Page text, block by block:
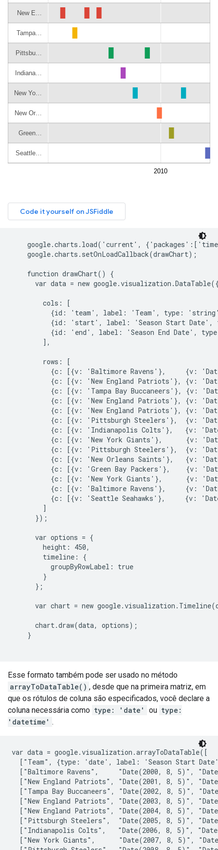
google.charts.load('current',
    google.charts.setOnLoadCallback(drawChart);
    function drawChart() {
var data = new
        cols: [
{id: 'team', label: 'Team', type:
{id: 'start', label: 'Season Start Date',
{id: 'end', label: 'Season End Date',
        ],
        rows: [
{c: [{v: 'Baltimore Ravens'},     {v:
{c: [{v: 'New England Patriots'}, {v:
{c: [{v: 'Tampa Bay Buccaneers'}, {v:
{c: [{v: 'New England Patriots'}, {v:
{c: [{v: 'New England Patriots'}, {v:
{c: [{v: 'Pittsburgh Steelers'},  {v:
{c: [{v: 'Indianapolis Colts'},   {v:
{c: [{v: 'New York Giants'},      {v:
{c: [{v: 'Pittsburgh Steelers'},  {v:
{c: [{v: 'New Orleans Saints'},   {v:
{c: [{v: 'Green Bay Packers'},    {v:
{c: [{v: 'New York Giants'},      {v:
{c: [{v: 'Baltimore Ravens'},     {v:
{c: [{v: 'Seattle Seahawks'},     {v:
        ]
      });
      var options = {
        height: 450,
        timeline: {
          groupByRowLabel: true
        }
      };
var chart = new
      chart.draw(data, options);
    }
Esse formato também pode ser usado no método
arrayToDataTable() , desde que na primeira matriz, em
que os rótulos de coluna são especificados, você declare a
coluna necessária como type: 'date' ou type:
'datetime' .
var data = google.visualization.arrayToDataTable([
["Team", {type: 'date', label: 'Season Start
["Baltimore Ravens",     "Date(2000, 8, 5)",
["New England Patriots", "Date(2001, 8, 5)",
["Tampa Bay Buccaneers", "Date(2002, 8, 5)",
["New England Patriots", "Date(2003, 8, 5)",
["New England Patriots", "Date(2004, 8, 5)",
["Pittsburgh Steelers",  "Date(2005, 8, 5)",
["Indianapolis Colts",   "Date(2006, 8, 5)",
["New York Giants",      "Date(2007, 8, 5)",